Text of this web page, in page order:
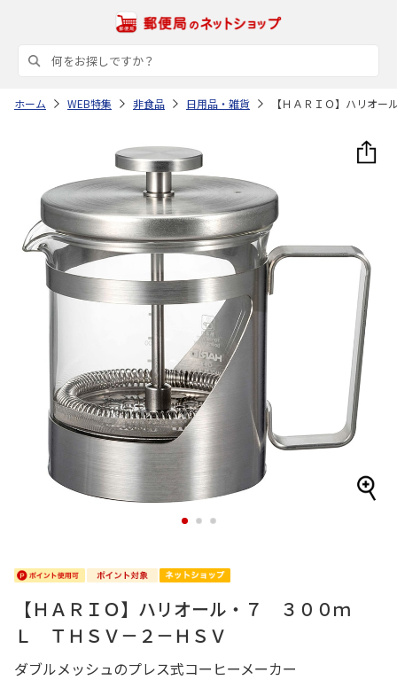
ホーム WEB特集 非食品 日用品・雑貨 【ＨＡＲＩＯ】ハリオ
1 2 3
【ＨＡＲＩＯ】ハリオール・７ ３００ｍ
Ｌ ＴＨＳＶ－２－ＨＳＶ
ダブルメッシュのプレス式コーヒーメーカー